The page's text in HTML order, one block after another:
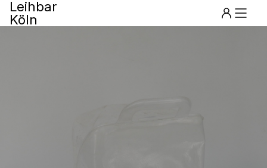
Leihbar
Köln
Menu